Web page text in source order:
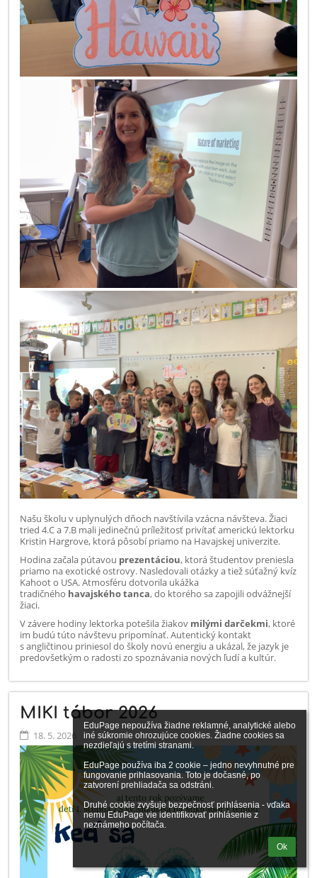
EduPage nepoužíva žiadne reklamné, analytické alebo
iné súkromie ohrozujúce cookies. Žiadne cookies sa
nezdieľajú s tretími stranami.
EduPage používa iba 2 cookie – jedno nevyhnutné pre
fungovanie prihlasovania. Toto je dočasné, po
zatvorení prehliadača sa odstráni.
Druhé cookie zvyšuje bezpečnosť prihlásenia - vďaka
nemu EduPage vie identifikovať prihlásenie z
neznámeho počítača.
Ok
Našu školu v uplynulých dňoch navštívila vzácna návšteva. Žiaci
tried 4.C a 7.B mali jedinečnú príležitosť privítať americkú lektorku
Kristin Hargrove, ktorá pôsobí priamo na Havajskej univerzite.
Hodina začala pútavou prezentáciou, ktorá študentov preniesla
priamo na exotické ostrovy. Nasledovali otázky a tiež súťažný kvíz
Kahoot o USA. Atmosféru dotvorila ukážka
tradičného havajského tanca, do ktorého sa zapojili odvážnejší
žiaci.
V závere hodiny lektorka potešila žiakov milými darčekmi, ktoré
im budú túto návštevu pripomínať. Autentický kontakt
s angličtinou priniesol do školy novú energiu a ukázal, že jazyk je
predovšetkým o radosti zo spoznávania nových ľudí a kultúr.
MIKI tábor 2026
18. 5. 2026